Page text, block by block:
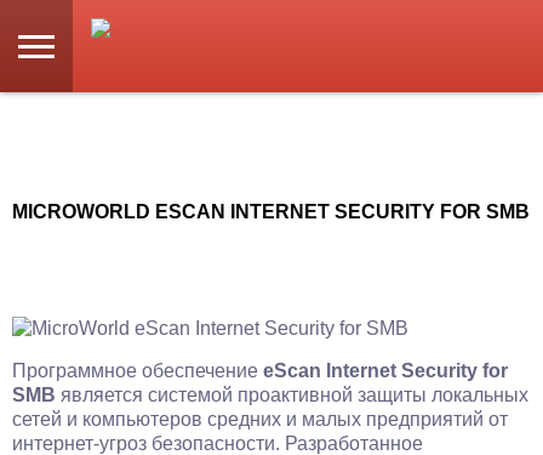
MICROWORLD ESCAN INTERNET SECURITY FOR SMB
Программное обеспечение eScan Internet Security for
SMB является системой проактивной защиты локальных
сетей и компьютеров средних и малых предприятий от
интернет-угроз безопасности. Разработанное